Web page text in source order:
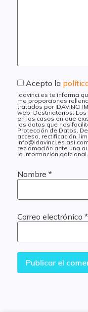
Acepto la
idavinci.es te informa
me proporciones
tratados por IDAVINCI
web. Destinatarios:
en los casos en que
los datos que nos
Protección de Datos.
acceso, rectificación,
info@idavinci.es así
reclamación ante una
la información adicional.
Nombre *
Correo electrónico *